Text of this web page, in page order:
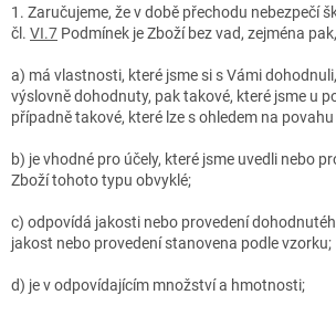
1. Zaručujeme, že v době přechodu nebezpečí
čl. VI.7 Podmínek je Zboží bez vad, zejména
a) má vlastnosti, které jsme si s Vámi
výslovně dohodnuty, pak takové, které jsme u
případně takové, které lze s ohledem na
b) je vhodné pro účely, které jsme uvedli nebo
Zboží tohoto typu obvyklé;
c) odpovídá jakosti nebo provedení
jakost nebo provedení stanovena podle vzorku;
d) je v odpovídajícím množství a hmotnosti;